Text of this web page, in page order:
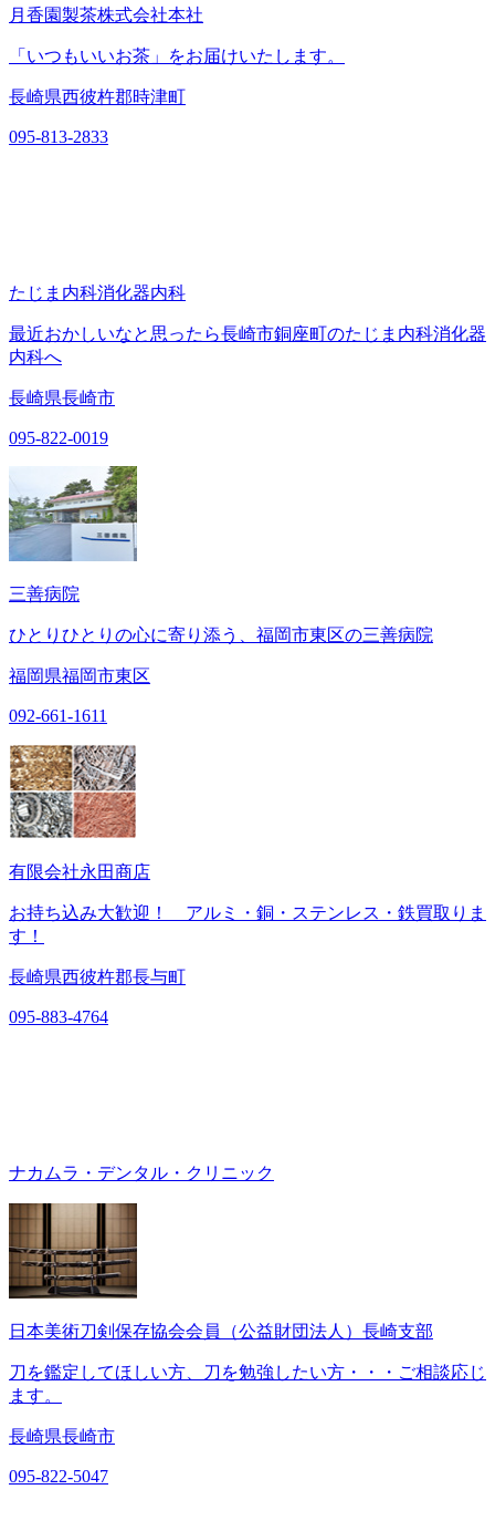
月香園製茶株式会社本社
「いつもいいお茶」をお届けいたします。
長崎県西彼杵郡時津町
095-813-2833
たじま内科消化器内科
最近おかしいなと思ったら長崎市銅座町のたじま内科消化器
内科へ
長崎県長崎市
095-822-0019
三善病院
ひとりひとりの心に寄り添う、福岡市東区の三善病院
福岡県福岡市東区
092-661-1611
有限会社永田商店
お持ち込み大歓迎！ アルミ・銅・ステンレス・鉄買取りま
す！
長崎県西彼杵郡長与町
095-883-4764
ナカムラ・デンタル・クリニック
日本美術刀剣保存協会会員（公益財団法人）長崎支部
刀を鑑定してほしい方、刀を勉強したい方・・・ご相談応じ
ます。
長崎県長崎市
095-822-5047